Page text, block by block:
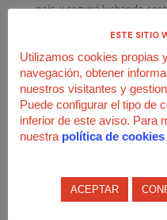
país, y seguirá luchando
Norwegian, solicitará la
que mejore los derechos
regularizar la contratación
legislación española.
ESTE SITIO
Utilizamos cookies propias
navegación, obtener
nuestros visitantes y
Puede configurar el tipo de
inferior de este aviso. Para
nuestra política de cookies
ACEPTAR